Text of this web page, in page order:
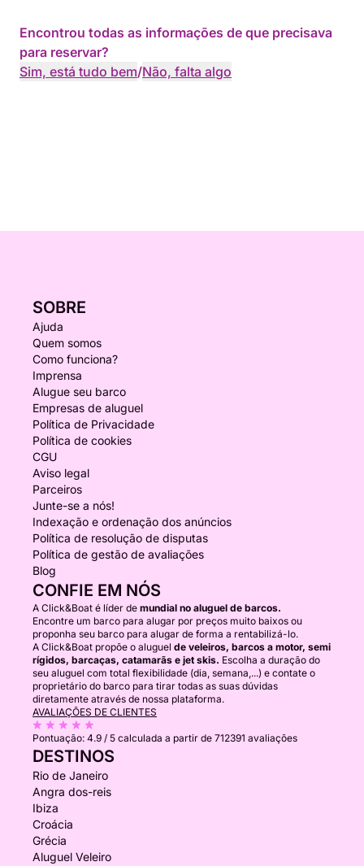
Encontrou todas as informações de que precisava
para reservar?
Sim, está tudo bem/Não, falta algo
SOBRE
Ajuda
Quem somos
Como funciona?
Imprensa
Alugue seu barco
Empresas de aluguel
Política de Privacidade
Política de cookies
CGU
Aviso legal
Parceiros
Junte-se a nós!
Indexação e ordenação dos anúncios
Política de resolução de disputas
Política de gestão de avaliações
Blog
CONFIE EM NÓS
A Click&Boat é líder de mundial no aluguel de barcos.
Encontre um barco para alugar por preços muito baixos ou
proponha seu barco para alugar de forma a rentabilizá-lo.
A Click&Boat propõe o aluguel de veleiros, barcos a motor, semi
rígidos, barcaças, catamarãs e jet skis. Escolha a duração do
seu aluguel com total flexibilidade (dia, semana,...) e contate o
proprietário do barco para tirar todas as suas dúvidas
diretamente através de nossa plataforma.
AVALIAÇÕES DE CLIENTES
Pontuação: 4.9 / 5 calculada a partir de 712391 avaliações
DESTINOS
Rio de Janeiro
Angra dos-reis
Ibiza
Croácia
Grécia
Aluguel Veleiro